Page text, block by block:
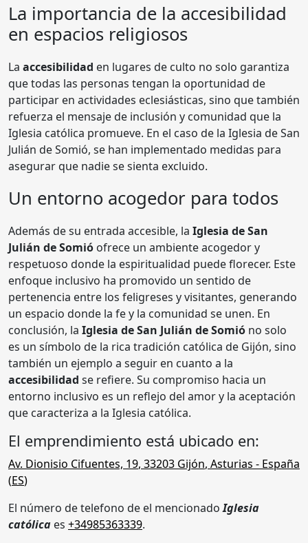
La importancia de la accesibilidad
en espacios religiosos
La accesibilidad en lugares de culto no solo garantiza
que todas las personas tengan la oportunidad de
participar en actividades eclesiásticas, sino que también
refuerza el mensaje de inclusión y comunidad que la
Iglesia católica promueve. En el caso de la Iglesia de San
Julián de Somió, se han implementado medidas para
asegurar que nadie se sienta excluido.
Un entorno acogedor para todos
Además de su entrada accesible, la Iglesia de San
Julián de Somió ofrece un ambiente acogedor y
respetuoso donde la espiritualidad puede florecer. Este
enfoque inclusivo ha promovido un sentido de
pertenencia entre los feligreses y visitantes, generando
un espacio donde la fe y la comunidad se unen. En
conclusión, la Iglesia de San Julián de Somió no solo
es un símbolo de la rica tradición católica de Gijón, sino
también un ejemplo a seguir en cuanto a la
accesibilidad se refiere. Su compromiso hacia un
entorno inclusivo es un reflejo del amor y la aceptación
que caracteriza a la Iglesia católica.
El emprendimiento está ubicado en:
Av. Dionisio Cifuentes, 19, 33203 Gijón, Asturias - España
(ES)
El número de telefono de el mencionadoIglesia
católica es +34985363339.